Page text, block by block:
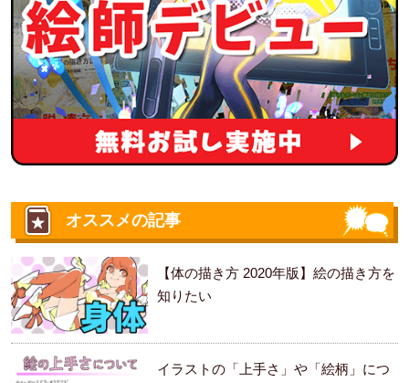
オススメの記事
【体の描き方 2020年版】絵の描き方を
知りたい
イラストの「上手さ」や「絵柄」につ